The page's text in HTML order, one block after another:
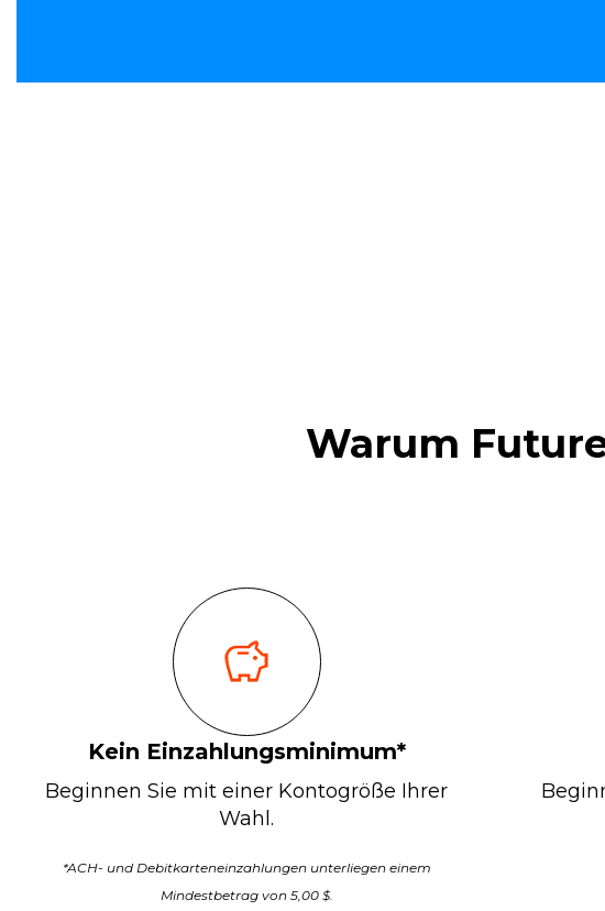
Warum
Kein Einzahlungsminimum*
Beginnen Sie mit einer Kontogröße Ihrer
Wahl.
*ACH- und Debitkarteneinzahlungen unterliegen einem
Mindestbetrag von 5,00 $.